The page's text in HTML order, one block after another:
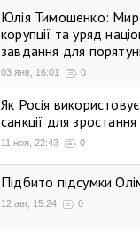
Юлія Тимошенко:
корупції та уряд
завдання для
03 янв, 16:01 0
Як Росія
санкції для
11 ноя, 22:43 0
Підбито підсумки
12 авг, 15:24 0